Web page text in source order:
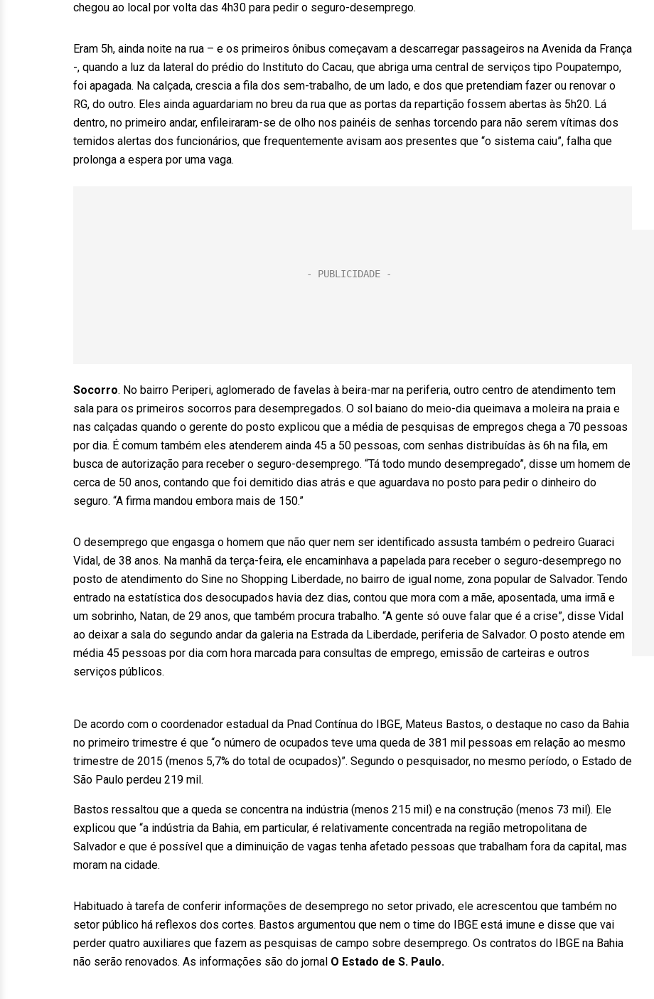
chegou ao local por volta das 4h30 para pedir o seguro-desemprego.
Eram 5h, ainda noite na rua – e os primeiros ônibus começavam a descarregar passageiros na Avenida da França
-, quando a luz da lateral do prédio do Instituto do Cacau, que abriga uma central de serviços tipo Poupatempo,
foi apagada. Na calçada, crescia a fila dos sem-trabalho, de um lado, e dos que pretendiam fazer ou renovar o
RG, do outro. Eles ainda aguardariam no breu da rua que as portas da repartição fossem abertas às 5h20. Lá
dentro, no primeiro andar, enfileiraram-se de olho nos painéis de senhas torcendo para não serem vítimas dos
temidos alertas dos funcionários, que frequentemente avisam aos presentes que “o sistema caiu”, falha que
prolonga a espera por uma vaga.
Socorro. No bairro Periperi, aglomerado de favelas à beira-mar na periferia, outro centro de atendimento tem
sala para os primeiros socorros para desempregados. O sol baiano do meio-dia queimava a moleira na praia e
nas calçadas quando o gerente do posto explicou que a média de pesquisas de empregos chega a 70 pessoas
por dia. É comum também eles atenderem ainda 45 a 50 pessoas, com senhas distribuídas às 6h na fila, em
busca de autorização para receber o seguro-desemprego. “Tá todo mundo desempregado”, disse um homem de
cerca de 50 anos, contando que foi demitido dias atrás e que aguardava no posto para pedir o dinheiro do
seguro. “A firma mandou embora mais de 150.”
O desemprego que engasga o homem que não quer nem ser identificado assusta também o pedreiro Guaraci
Vidal, de 38 anos. Na manhã da terça-feira, ele encaminhava a papelada para receber o seguro-desemprego no
posto de atendimento do Sine no Shopping Liberdade, no bairro de igual nome, zona popular de Salvador. Tendo
entrado na estatística dos desocupados havia dez dias, contou que mora com a mãe, aposentada, uma irmã e
um sobrinho, Natan, de 29 anos, que também procura trabalho. “A gente só ouve falar que é a crise”, disse Vidal
ao deixar a sala do segundo andar da galeria na Estrada da Liberdade, periferia de Salvador. O posto atende em
média 45 pessoas por dia com hora marcada para consultas de emprego, emissão de carteiras e outros
serviços públicos.
De acordo com o coordenador estadual da Pnad Contínua do IBGE, Mateus Bastos, o destaque no caso da Bahia
no primeiro trimestre é que “o número de ocupados teve uma queda de 381 mil pessoas em relação ao mesmo
trimestre de 2015 (menos 5,7% do total de ocupados)”. Segundo o pesquisador, no mesmo período, o Estado de
São Paulo perdeu 219 mil.
Bastos ressaltou que a queda se concentra na indústria (menos 215 mil) e na construção (menos 73 mil). Ele
explicou que “a indústria da Bahia, em particular, é relativamente concentrada na região metropolitana de
Salvador e que é possível que a diminuição de vagas tenha afetado pessoas que trabalham fora da capital, mas
moram na cidade.
Habituado à tarefa de conferir informações de desemprego no setor privado, ele acrescentou que também no
setor público há reflexos dos cortes. Bastos argumentou que nem o time do IBGE está imune e disse que vai
perder quatro auxiliares que fazem as pesquisas de campo sobre desemprego. Os contratos do IBGE na Bahia
não serão renovados. As informações são do jornal O Estado de S. Paulo.